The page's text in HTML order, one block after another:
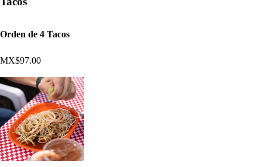
Orden de 4 Tacos
MX$97.00